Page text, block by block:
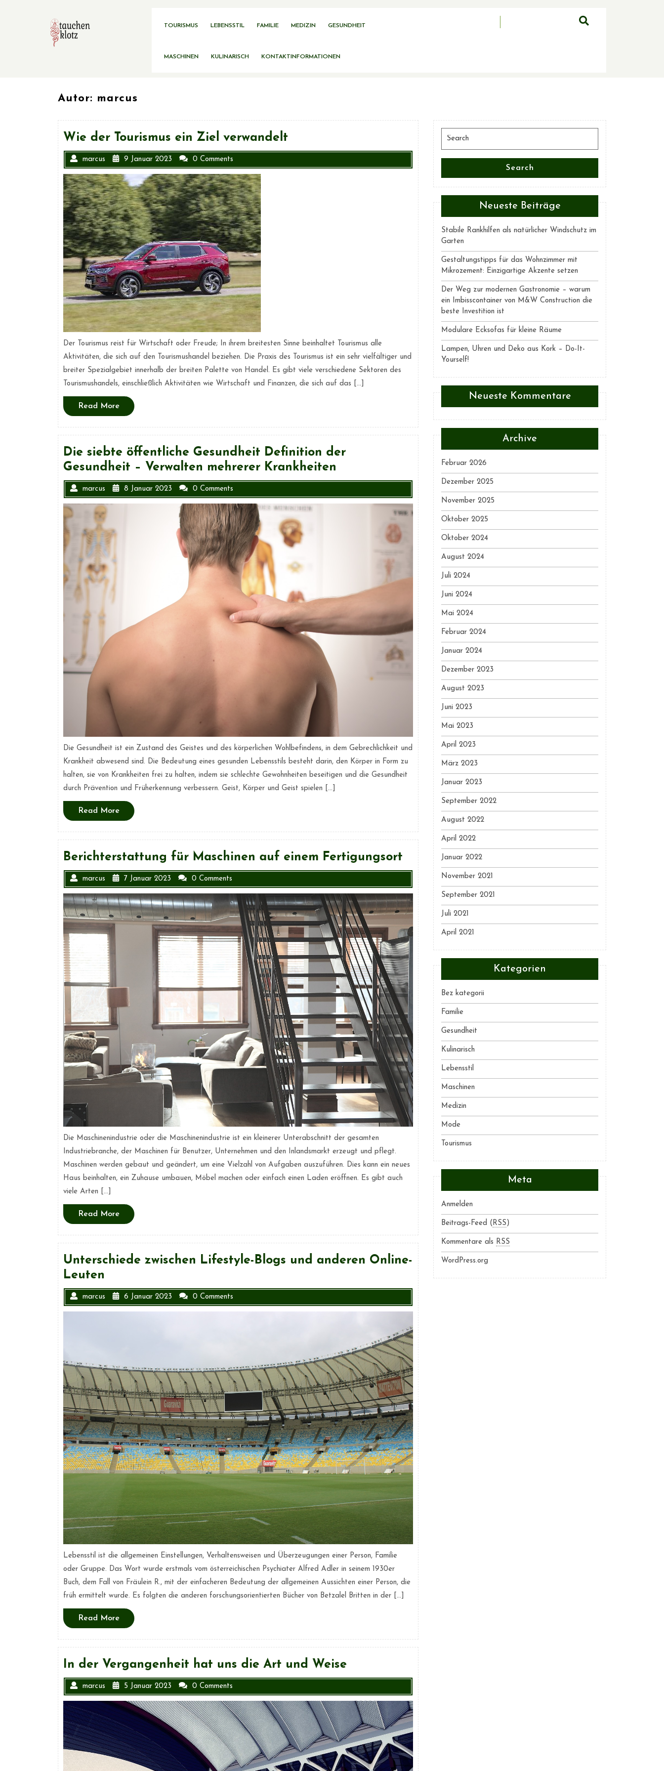
TOURISMUS LEBENSSTIL FAMILIE MEDIZIN GESUNDHEIT
MASCHINEN KULINARISCH KONTAKTINFORMATIONEN
Autor: marcus
Wie der Tourismus ein Ziel verwandelt
marcus 9 Januar 2023 0 Comments
Der Tourismus reist für Wirtschaft oder Freude; In ihrem breitesten Sinne beinhaltet Tourismus alle
Aktivitäten, die sich auf den Tourismushandel beziehen. Die Praxis des Tourismus ist ein sehr vielfältiger und
breiter Spezialgebiet innerhalb der breiten Palette von Handel. Es gibt viele verschiedene Sektoren des
Tourismushandels, einschließlich Aktivitäten wie Wirtschaft und Finanzen, die sich auf das […]
Read MoreRead
More
Die siebte öffentliche Gesundheit Definition der
Gesundheit – Verwalten mehrerer Krankheiten
marcus 8 Januar 2023 0 Comments
Die Gesundheit ist ein Zustand des Geistes und des körperlichen Wohlbefindens, in dem Gebrechlichkeit und
Krankheit abwesend sind. Die Bedeutung eines gesunden Lebensstils besteht darin, den Körper in Form zu
halten, sie von Krankheiten frei zu halten, indem sie schlechte Gewohnheiten beseitigen und die Gesundheit
durch Prävention und Früherkennung verbessern. Geist, Körper und Geist spielen […]
Read MoreRead
More
Berichterstattung für Maschinen auf einem Fertigungsort
marcus 7 Januar 2023 0 Comments
Die Maschinenindustrie oder die Maschinenindustrie ist ein kleinerer Unterabschnitt der gesamten
Industriebranche, der Maschinen für Benutzer, Unternehmen und den Inlandsmarkt erzeugt und pflegt.
Maschinen werden gebaut und geändert, um eine Vielzahl von Aufgaben auszuführen. Dies kann ein neues
Haus beinhalten, ein Zuhause umbauen, Möbel machen oder einfach einen Laden eröffnen. Es gibt auch
viele Arten […]
Read MoreRead
More
Unterschiede zwischen Lifestyle-Blogs und anderen Online-
Leuten
marcus 6 Januar 2023 0 Comments
Lebensstil ist die allgemeinen Einstellungen, Verhaltensweisen und Überzeugungen einer Person, Familie
oder Gruppe. Das Wort wurde erstmals vom österreichischen Psychiater Alfred Adler in seinem 1930er
Buch, dem Fall von Fräulein R., mit der einfacheren Bedeutung der allgemeinen Aussichten einer Person, die
früh ermittelt wurde. Es folgten die anderen forschungsorientierten Bücher von Betzalel Britten in der […]
Read MoreRead
More
In der Vergangenheit hat uns die Art und Weise
marcus 5 Januar 2023 0 Comments
Search
Neueste Beiträge
Stabile Rankhilfen als natürlicher Windschutz im
Garten
Gestaltungstipps für das Wohnzimmer mit
Mikrozement: Einzigartige Akzente setzen
Der Weg zur modernen Gastronomie – warum
ein Imbisscontainer von M&W Construction die
beste Investition ist
Modulare Ecksofas für kleine Räume
Lampen, Uhren und Deko aus Kork – Do-It-
Yourself!
Neueste Kommentare
Archive
Februar 2026
Dezember 2025
November 2025
Oktober 2025
Oktober 2024
August 2024
Juli 2024
Juni 2024
Mai 2024
Februar 2024
Januar 2024
Dezember 2023
August 2023
Juni 2023
Mai 2023
April 2023
März 2023
Januar 2023
September 2022
August 2022
April 2022
Januar 2022
November 2021
September 2021
Juli 2021
April 2021
Kategorien
Bez kategorii
Familie
Gesundheit
Kulinarisch
Lebensstil
Maschinen
Medizin
Mode
Tourismus
Meta
Anmelden
Beitrags-Feed (RSS )
Kommentare als RSS
WordPress.org